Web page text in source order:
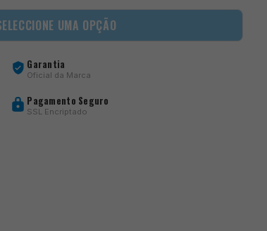
UMA OPÇÃO
Garantia
Oficial da Marca
Pagamento Seguro
SSL Encriptado